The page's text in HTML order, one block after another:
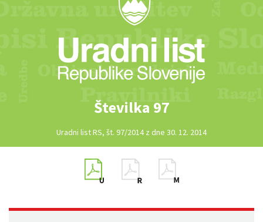
Številka 97
Uradni list RS, št. 97/2014 z dne 30. 12. 2014